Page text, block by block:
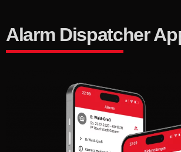
Alarm Dispatcher